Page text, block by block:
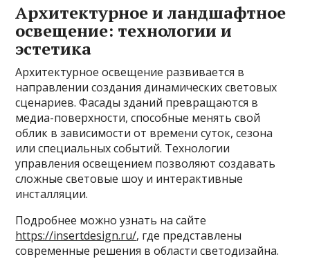
Архитектурное и ландшафтное
освещение: технологии и
эстетика
Архитектурное освещение развивается в
направлении создания динамических световых
сценариев. Фасады зданий превращаются в
медиа-поверхности, способные менять свой
облик в зависимости от времени суток, сезона
или специальных событий. Технологии
управления освещением позволяют создавать
сложные световые шоу и интерактивные
инсталляции.
Подробнее можно узнать на сайте
https://insertdesign.ru/, где представлены
современные решения в области светодизайна.